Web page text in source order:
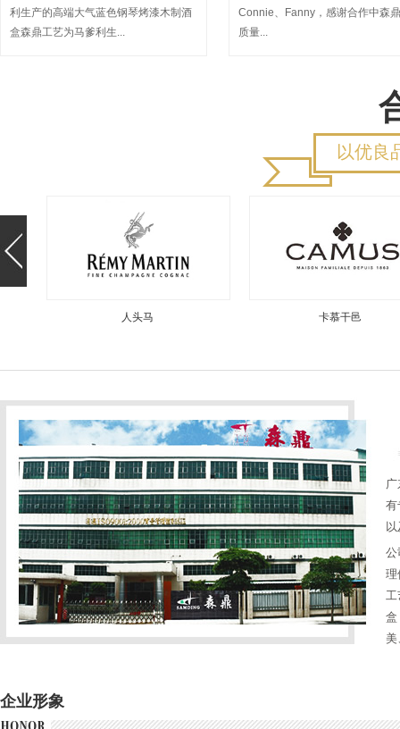
利生产的高端大气蓝色钢琴烤漆木制酒
盒森鼎工艺为马爹利生...
Connie、Fanny，感谢合作中森
质量...
以优良
卡慕干邑 阿玛尼
有
公
理
工
盒
企业形象